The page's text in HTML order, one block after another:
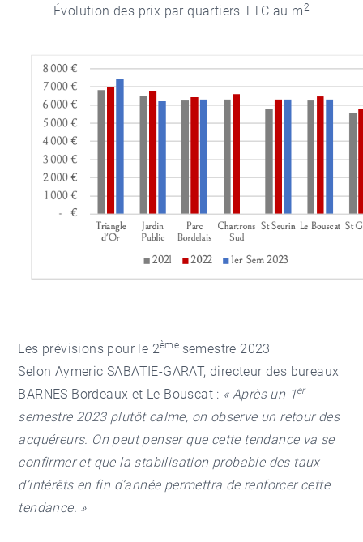
Évolution des prix par quartiers TTC au m2
Les prévisions pour le 2ème semestre 2023
Selon Aymeric SABATIE-GARAT, directeur des bureaux
BARNES Bordeaux et Le Bouscat : « Après un 1er
semestre 2023 plutôt calme, on observe un retour des
acquéreurs. On peut penser que cette tendance va se
confirmer et que la stabilisation probable des taux
d’intérêts en fin d’année permettra de renforcer cette
tendance. »